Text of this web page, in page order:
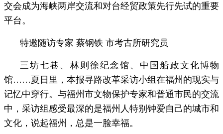
交会成为海峡两岸交流和对台经贸政策先行先试的重要
平台。
特邀随访专家 蔡钢铁 市考古所研究员
三坊七巷、林则徐纪念馆、中国船政文化博物
馆……夏日里，本报寻路改革采访小组在福州的现实与
记忆中穿行。与福州市文物保护专家和普通市民的交流
中，采访组感受最深的是福州人特别钟爱自己的城市和
文化，说起福州，总是一脸幸福。